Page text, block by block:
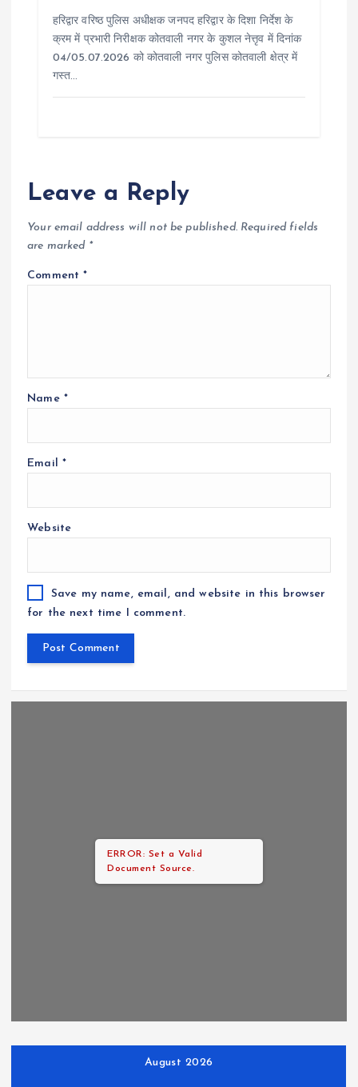
हरिद्वार वरिष्ठ पुलिस अधीक्षक जनपद हरिद्वार के दिशा निर्देश के
क्रम में प्रभारी निरीक्षक कोतवाली नगर के कुशल नेत्तृव में दिनांक
04/05.07.2026 को कोतवाली नगर पुलिस कोतवाली क्षेत्र में
गस्त…
Leave a Reply
Your email address will not be published. Required fields
are marked *
Comment*
Name *
Email *
Website
Save my name, email, and website in this browser
for the next time I comment.
ERROR: Set a Valid
Document Source.
August 2026